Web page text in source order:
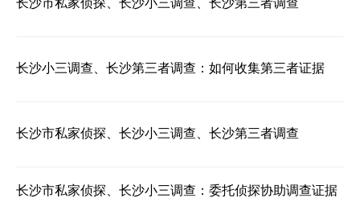
长沙市私家侦探、长沙小三调查、长沙第三者调查
长沙小三调查、长沙第三者调查：如何收集第三者证据
长沙市私家侦探、长沙小三调查、长沙第三者调查
长沙市私家侦探、长沙小三调查：委托侦探协助调查证据